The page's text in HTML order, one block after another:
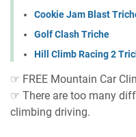
Cookie Jam Blast
Golf Clash Triche
Hill Climb Racing 2
☞ FREE Mountain Car
☞ There are too many
climbing driving.